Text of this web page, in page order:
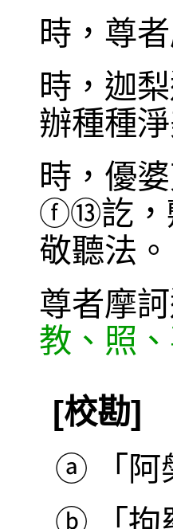
時，尊
時，迦
辦種種
時，優
ⓕ⑬訖
敬聽法。
尊者摩
教、照
[校勘]
ⓐ
「